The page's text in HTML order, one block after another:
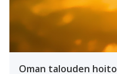
Oman talouden hoito